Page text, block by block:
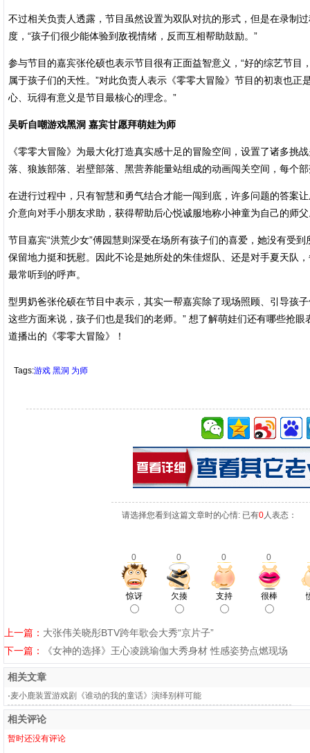
不过相关负责人透露，节目虽然设置为双队对抗的形式，但是在录制
度，“孩子们很少能体验到敌视情绪，反而互相帮助鼓励。”
参与节目的嘉宾张伦硕也表示节目很有正面益智意义，“好的综艺节
属于孩子们的天性。”对此负责人表示《零零大冒险》节目的初衷也
心、玩得有意义是节目最核心的理念。”
吴昕自嘲游戏黑洞 嘉宾甘愿拜萌娃为师
《零零大冒险》为最大化打造真实感十足的冒险空间，设置了诸多挑
落、狼族部落、岩壁部落、黑营养能量站组成的动画闯关空间，每个
在进行过程中，只有智慧和勇气结合才能一闯到底，许多问题的答案
介意向对手小朋友求助，获得帮助后心悦诚服地称小神童为自己的师
节目嘉宾“洪荒少女”傅园慧则深受在场所有孩子们的喜爱，她没有受
保留地力挺和抚慰。因此不论是她所处的朱佳煜队、还是对手夏天队
最常听到的呼声。
型男奶爸张伦硕在节目中表示，其实一帮嘉宾除了现场照顾、引导孩
这些方面来说，孩子们也是我们的老师。” 想了解萌娃们还有哪些抢
道播出的《零零大冒险》！
Tags:游戏 黑洞 为师
请选择您看到这篇文章时的心情: 已有0人表态：
0 0 0 0
惊讶 欠揍 支持 很棒
上一篇： 大张伟关晓彤BTV跨年歌会大秀“京片子”
下一篇：
《女神的选择》王心凌跳瑜伽大秀身材 性感姿势点燃现场
相关文章
·麦小鹿装置游戏剧《谁动的我的童话》演绎别样可能
相关评论
暂时还没有评论